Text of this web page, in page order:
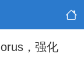
，强化